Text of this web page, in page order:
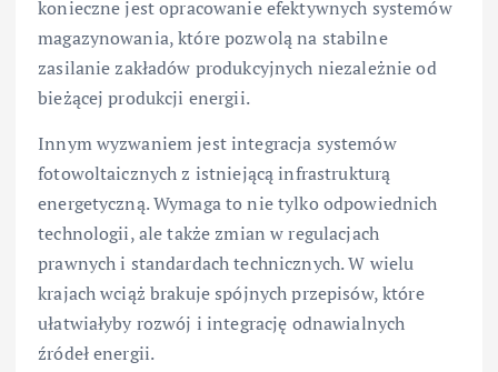
konieczne jest opracowanie efektywnych systemów
magazynowania, które pozwolą na stabilne
zasilanie zakładów produkcyjnych niezależnie od
bieżącej produkcji energii.
Innym wyzwaniem jest integracja systemów
fotowoltaicznych z istniejącą infrastrukturą
energetyczną. Wymaga to nie tylko odpowiednich
technologii, ale także zmian w regulacjach
prawnych i standardach technicznych. W wielu
krajach wciąż brakuje spójnych przepisów, które
ułatwiałyby rozwój i integrację odnawialnych
źródeł energii.